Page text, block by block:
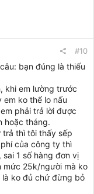
#10
bạn đúng là thiếu
khi em lường trước
em ko thể lo nấu
phải trả lời được
hoặc tháng.
trả thì tôi thấy sếp
của công ty thì
1 số hàng đơn vị
mức 25k/người mà ko
là ko đủ chứ đừng bỏ